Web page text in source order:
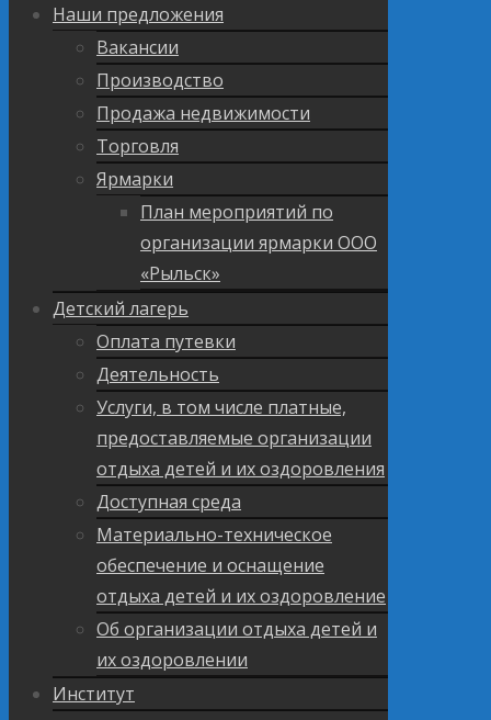
Наши предложения
Вакансии
Производство
Продажа недвижимости
Торговля
Ярмарки
План мероприятий по
организации ярмарки ООО
«Рыльск»
Детский лагерь
Оплата путевки
Деятельность
Услуги, в том числе платные,
предоставляемые организации
отдыха детей и их оздоровления
Доступная среда
Материально-техническое
обеспечение и оснащение
отдыха детей и их оздоровление
Об организации отдыха детей и
их оздоровлении
Институт